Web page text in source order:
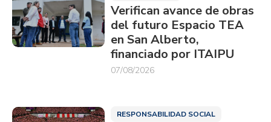
Verifican avance de obras
del futuro Espacio TEA
en San Alberto,
financiado por ITAIPU
07/08/2026
RESPONSABILIDAD SOCIAL